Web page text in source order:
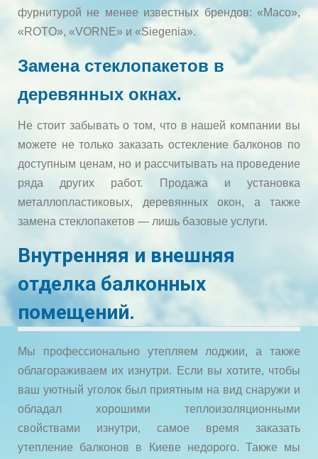
фурнитурой не менее известных брендов: «Maco»,
«ROTO», «VORNE» и «Siegenia».
Замена стеклопакетов в
деревянных окнах.
Не стоит забывать о том, что в нашей компании вы
можете не только заказать остекление балконов по
доступным ценам, но и рассчитывать на проведение
ряда других работ. Продажа и установка
металлопластиковых, деревянных окон, а также
замена стеклопакетов — лишь базовые услуги.
Внутренняя и внешняя
отделка балконных
помещений.
Мы профессионально утепляем лоджии, а также
облагораживаем их изнутри. Если вы хотите, чтобы
ваш уютный уголок был приятным на вид снаружи и
обладал хорошими теплоизоляционными
свойствами изнутри, самое время заказать
утепление балконов в Киеве недорого. Также мы